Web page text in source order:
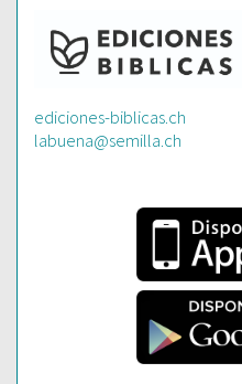
ediciones-biblicas.ch
labuena@semilla.ch